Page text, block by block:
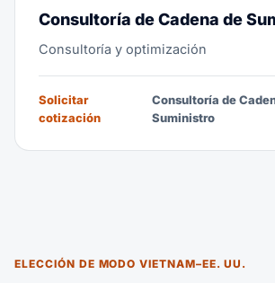
Consultoría de Cadena de
Consultoría y optimización
Solicitar
cotización
Consultoría de
Suministro
ELECCIÓN DE MODO VIETNAM–EE. UU.